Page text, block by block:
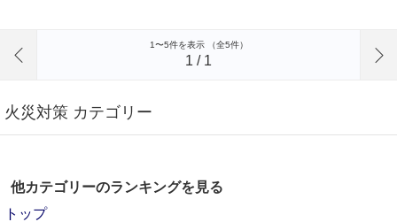
1〜5件を表示 （全5件）
1 / 1
火災対策 カテゴリー
他カテゴリーのランキングを見る
トップ